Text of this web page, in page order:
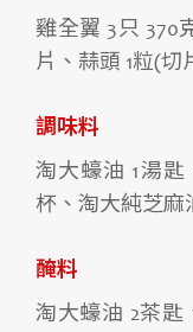
雞全翼 3只 370
片、蒜頭 1粒(切
調味料
淘大蠔油 1湯匙
杯、淘大純芝麻
醃料
淘大蠔油 2茶匙